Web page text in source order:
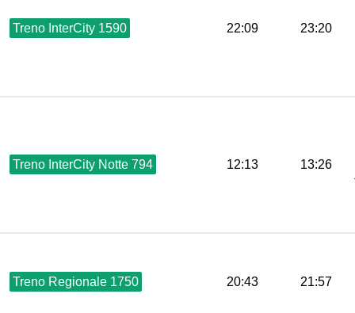
Treno InterCity 1590 22:09 23:20
Treno InterCity Notte 794 12:13
13:26
Treno Regionale 1750 20:43 21:57